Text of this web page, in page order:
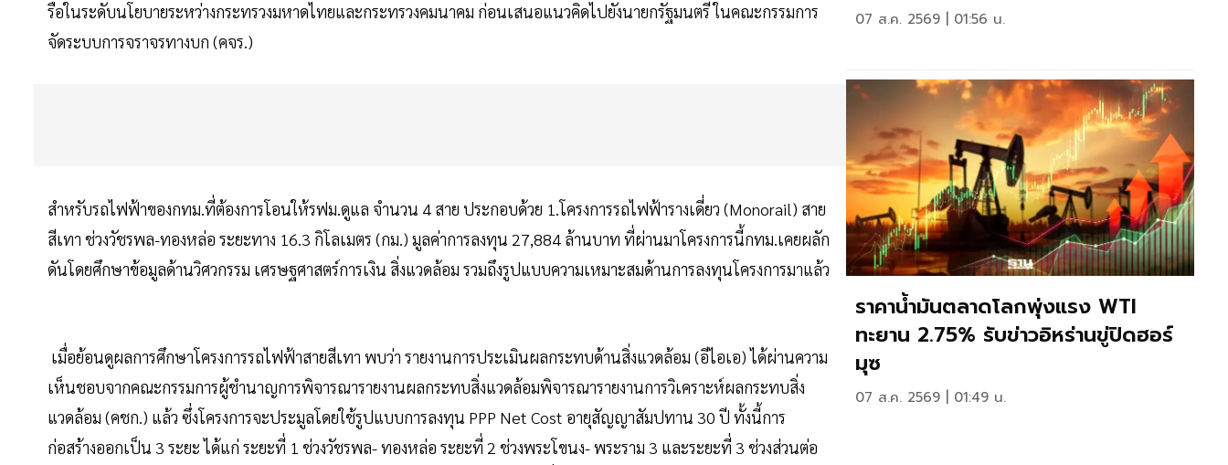
รือในระดับนโยบายระหว่างกระทรวงมหาดไทยและกระทรวงคมนาคม ก่อนเสนอแนวคิดไปยังนายกรัฐมนตรี ในคณะกรรมการ
จัดระบบการจราจรทางบก (คจร.)
สำหรับรถไฟฟ้าของกทม.ที่ต้องการโอนให้รฟม.ดูแล จำนวน 4 สาย ประกอบด้วย 1.โครงการรถไฟฟ้ารางเดี่ยว (Monorail) สาย
สีเทา ช่วงวัชรพล-ทองหล่อ ระยะทาง 16.3 กิโลเมตร (กม.) มูลค่าการลงทุน 27,884 ล้านบาท ที่ผ่านมาโครงการนี้กทม.เคยผลัก
ดันโดยศึกษาข้อมูลด้านวิศวกรรม เศรษฐศาสตร์การเงิน สิ่งแวดล้อม รวมถึงรูปแบบความเหมาะสมด้านการลงทุนโครงการมาแล้ว
เมื่อย้อนดูผลการศึกษาโครงการรถไฟฟ้าสายสีเทา พบว่า รายงานการประเมินผลกระทบด้านสิ่งแวดล้อม (อีไอเอ) ได้ผ่านความ
เห็นชอบจากคณะกรรมการผู้ชำนาญการพิจารณารายงานผลกระทบสิ่งแวดล้อมพิจารณารายงานการวิเคราะห์ผลกระทบสิ่ง
แวดล้อม (คชก.) แล้ว ซึ่งโครงการจะประมูลโดยใช้รูปแบบการลงทุน PPP Net Cost อายุสัญญาสัมปทาน 30 ปี ทั้งนี้การ
ก่อสร้างออกเป็น 3 ระยะ ได้แก่ ระยะที่ 1 ช่วงวัชรพล- ทองหล่อ ระยะที่ 2 ช่วงพระโขนง- พระราม 3 และระยะที่ 3 ช่วงส่วนต่อ
07 ส.ค. 2569 | 01:56 น.
ราคาน้ำมันตลาดโลกพุ่งแรง WTI
ทะยาน 2.75% รับข่าวอิหร่านขู่ปิดฮอร์
มุซ
07 ส.ค. 2569 | 01:49 น.